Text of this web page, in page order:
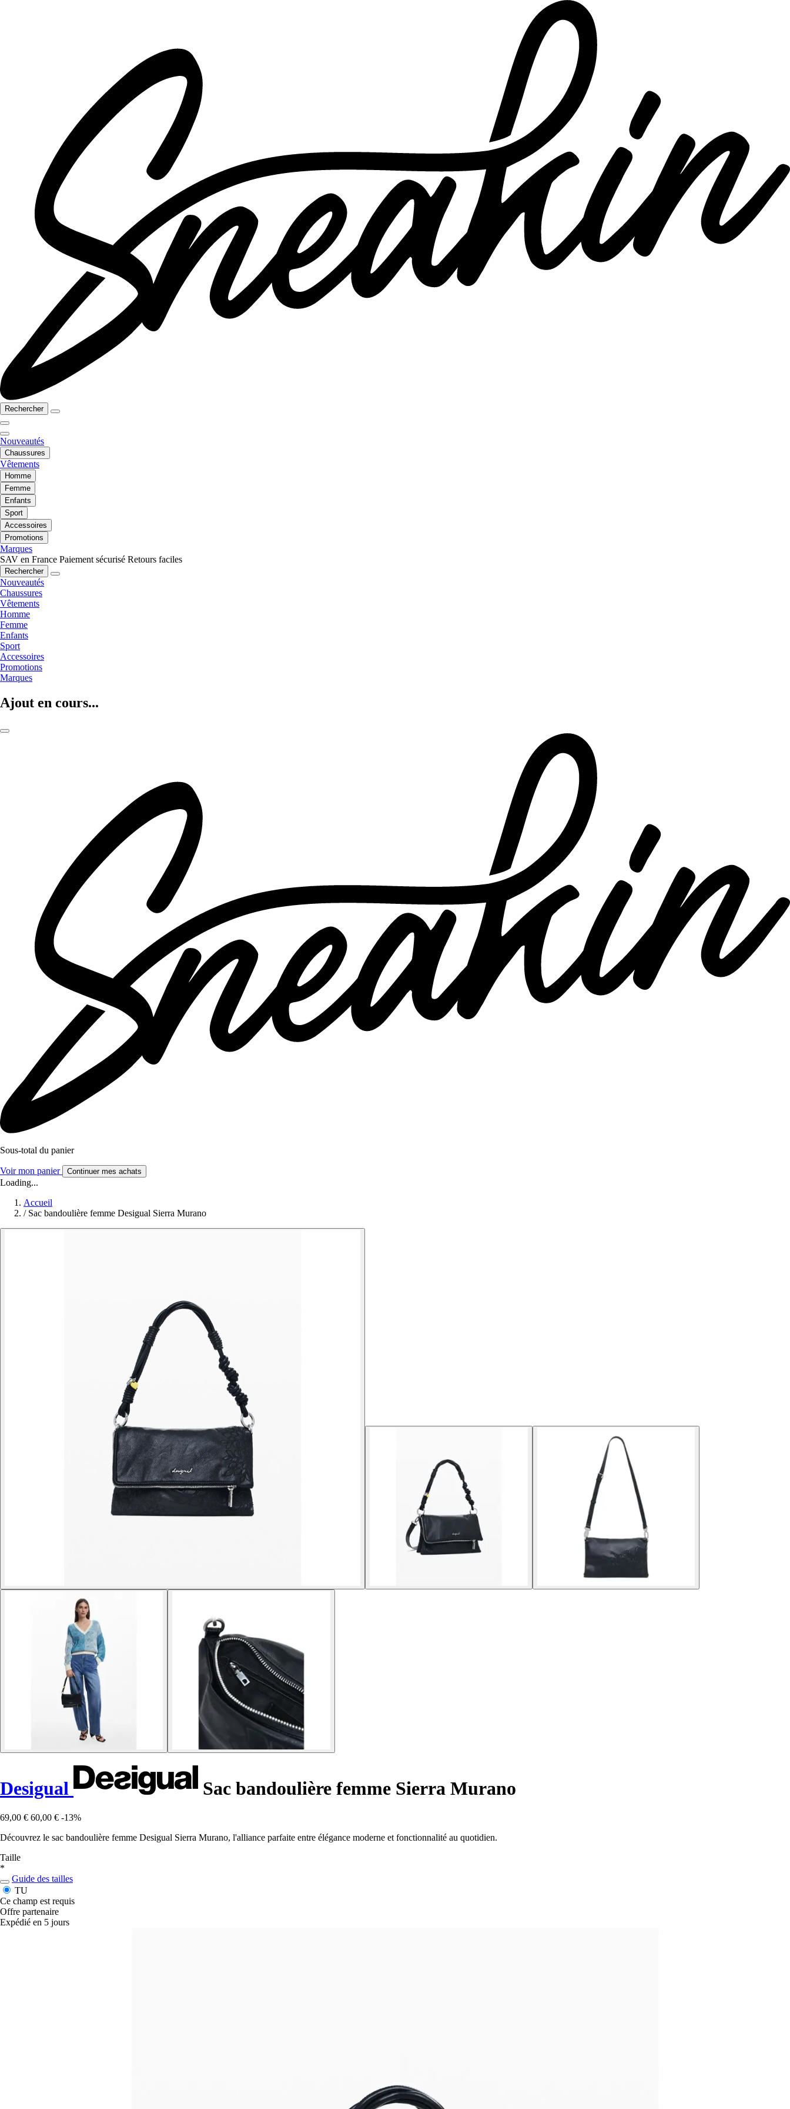
Rechercher
Nouveautés
Chaussures
Vêtements
Homme
Femme
Enfants
Sport
Accessoires
Promotions
Marques
SAV en France Paiement sécurisé Retours faciles
Rechercher
Nouveautés
Chaussures
Vêtements
Homme
Femme
Enfants
Sport
Accessoires
Promotions
Marques
Ajout en cours...
Sous-total du panier
Voir mon panier Continuer mes achats
Loading...
Accueil
/ Sac bandoulière femme Desigual Sierra Murano
Desigual Sac bandoulière femme Sierra Murano
69,00 € 60,00 € -13%
Découvrez le sac bandoulière femme Desigual Sierra Murano, l'alliance parfaite entre élégance moderne et fonctionnalité au quotidien.
Taille
*
Guide des tailles
TU
Ce champ est requis
Offre partenaire
Expédié en 5 jours